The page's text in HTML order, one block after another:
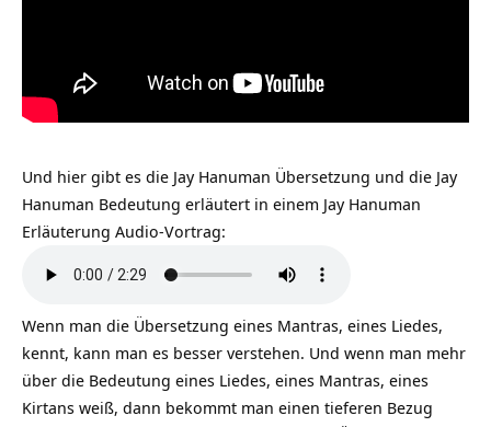
Und hier gibt es die Jay Hanuman Übersetzung und die Jay
Hanuman Bedeutung erläutert in einem Jay Hanuman
Erläuterung Audio-Vortrag:
Wenn man die Übersetzung eines Mantras, eines Liedes,
kennt, kann man es besser verstehen. Und wenn man mehr
über die Bedeutung eines Liedes, eines Mantras, eines
Kirtans weiß, dann bekommt man einen tieferen Bezug